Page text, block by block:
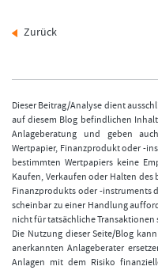
Zurück
Dieser Beitrag/Analyse dient
auf diesem Blog befindlichen
Anlageberatung und geben
Wertpapier, Finanzprodukt oder -
bestimmten Wertpapiers keine
Kaufen, Verkaufen oder Halten
Finanzprodukts oder -instruments
scheinbar zu einer Handlung
nicht für tatsächliche
Die Nutzung dieser Seite/Blog
anerkannten Anlageberater
Anlagen mit dem Risiko